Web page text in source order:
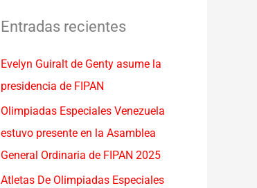
a
p
o
r
:
Entradas recientes
Evelyn Guiralt de Genty asume la
presidencia de FIPAN
Olimpiadas Especiales Venezuela
estuvo presente en la Asamblea
General Ordinaria de FIPAN 2025
Atletas De Olimpiadas Especiales